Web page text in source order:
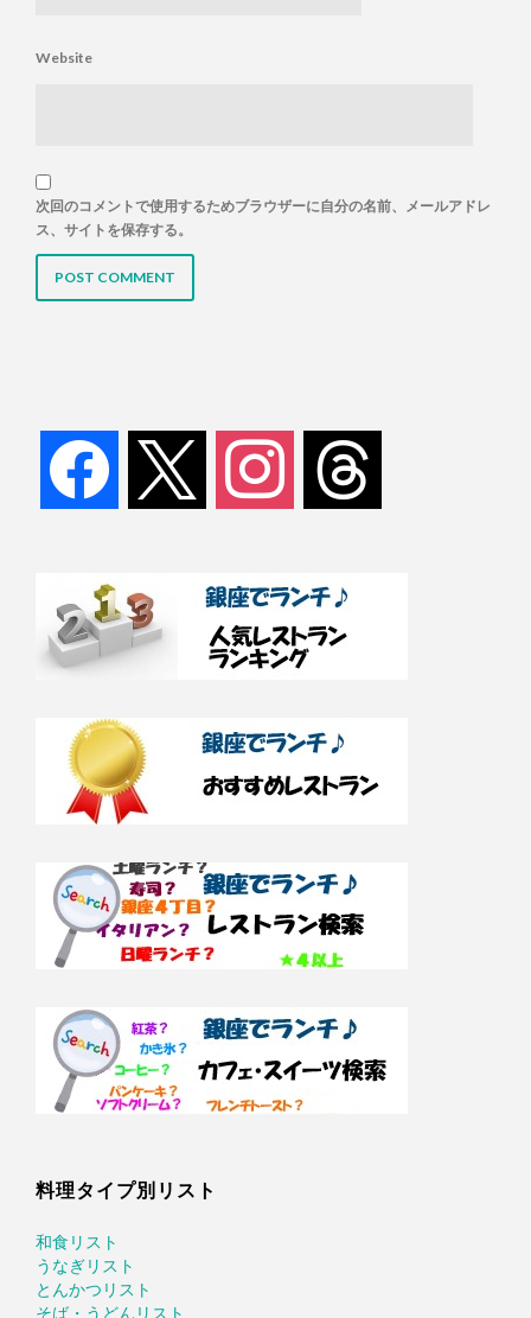
Website
次回のコメントで使用するためブラウザーに自分の名前、メールアドレ
ス、サイトを保存する。
facebook instagram threads
料理タイプ別リスト
和食リスト
うなぎリスト
とんかつリスト
そば・うどんリスト